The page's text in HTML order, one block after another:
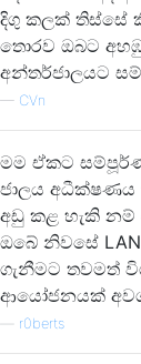
දිගු කලක් තිස්සේ
තොරව ඔබට
අන්තර්ජාලයට
— CVn
මම ඒකට
ජාලය අධීක්ෂණය
අඩු කළ හැකි නම්
ඔබේ නිවසේ
ගැනීමට තවමත්
ආයෝජනයක්
r0berts